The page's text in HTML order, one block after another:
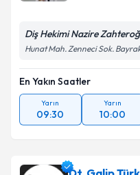
Diş Hekimi Nazire
Hunat Mah. Zenneci Sok.
En Yakın Saatler
Yarın
09:30
Yarın
10:00